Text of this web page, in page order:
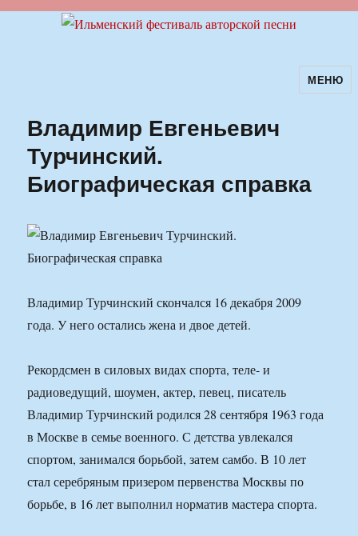
Ильменский фестиваль авторскойМЕНЮ
Владимир Евгеньевич
Турчинский.
Биографическая справка
Владимир Турчинский скончался 16 декабря 2009
года. У него остались жена и двое детей.
Рекордсмен в силовых видах спорта, теле- и
радиоведущий, шоумен, актер, певец, писатель
Владимир Турчинский родился 28 сентября 1963 года
в Москве в семье военного. С детства увлекался
спортом, занимался борьбой, затем самбо. В 10 лет
стал серебряным призером первенства Москвы по
борьбе, в 16 лет выполнил норматив мастера спорта.